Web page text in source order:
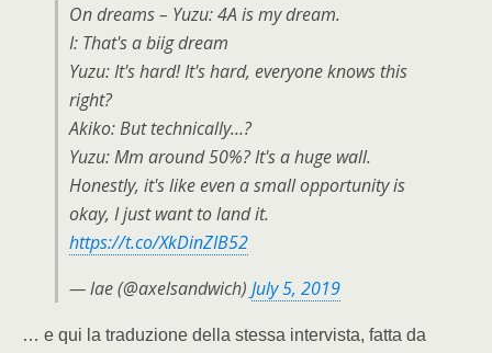
On dreams – Yuzu: 4A is my dream.
I: That's a biig dream
Yuzu: It's hard! It's hard, everyone knows this
right?
Akiko: But technically…?
Yuzu: Mm around 50%? It's a huge wall.
Honestly, it's like even a small opportunity is
okay, I just want to land it.
https://t.co/XkDinZIB52
— lae (@axelsandwich) July 5, 2019
… e qui la traduzione della stessa intervista, fatta da